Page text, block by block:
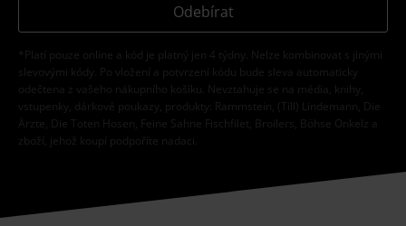
Odebírat
*Platí pouze online a kód je platný jen 4 týdny. Nelze kombinovat s jinými
slevovými kódy. Po vložení a potvrzení kódu bude sleva automaticky
odečtena z vašeho nákupního košíku. Nevztahuje se na média, knihy,
vstupenky, dárkové poukazy, produkty: Rammstein, (Till) Lindemann, Die
Ärzte, Die Toten Hosen, Feine Sahne Fischfilet, Broilers, Böhse Onkelz a
zboží, jehož koupí podpoříte nadaci.